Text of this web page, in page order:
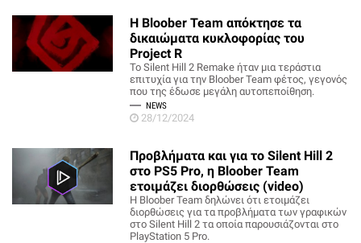
Η Bloober Team απόκτησε τα
δικαιώματα κυκλοφορίας του
Project R
Το Silent Hill 2 Remake ήταν μια τεράστια
επιτυχία για την Bloober Team φέτος, γεγονός
που της έδωσε μεγάλη αυτοπεποίθηση.
NEWS
28/12/2024
Προβλήματα και για το Silent Hill 2
στο PS5 Pro, η Bloober Team
ετοιμάζει διορθώσεις (video)
Η Bloober Team δηλώνει ότι ετοιμάζει
διορθώσεις για τα προβλήματα των γραφικών
στο Silent Hill 2 τα οποία παρουσιάζονται στο
PlayStation 5 Pro.